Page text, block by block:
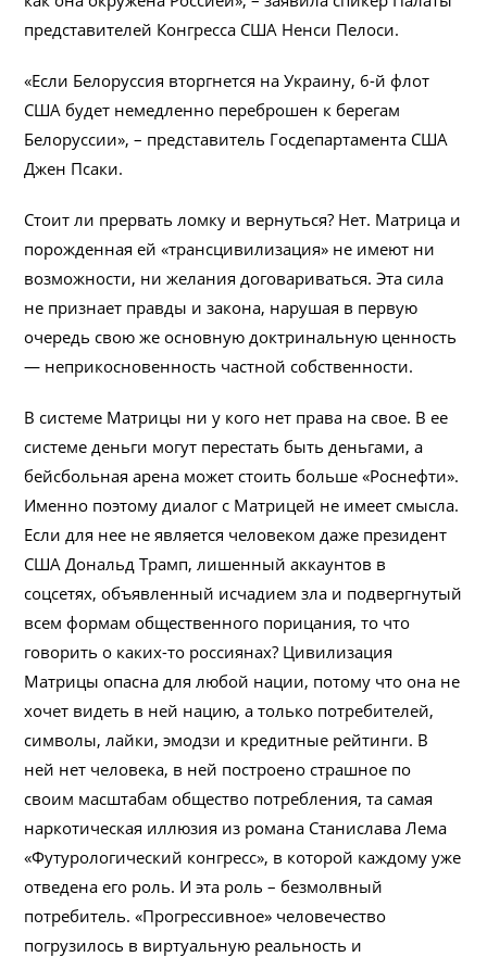
представителей Конгресса США Ненси Пелоси.
«Если Белоруссия вторгнется на Украину, 6-й флот
США будет немедленно переброшен к берегам
Белоруссии», – представитель Госдепартамента США
Джен Псаки.
Стоит ли прервать ломку и вернуться? Нет. Матрица и
порожденная ей «трансцивилизация» не имеют ни
возможности, ни желания договариваться. Эта сила
не признает правды и закона, нарушая в первую
очередь свою же основную доктринальную ценность
— неприкосновенность частной собственности.
В системе Матрицы ни у кого нет права на свое. В ее
системе деньги могут перестать быть деньгами, а
бейсбольная арена может стоить больше «Роснефти».
Именно поэтому диалог с Матрицей не имеет смысла.
Если для нее не является человеком даже президент
США Дональд Трамп, лишенный аккаунтов в
соцсетях, объявленный исчадием зла и подвергнутый
всем формам общественного порицания, то что
говорить о каких-то россиянах? Цивилизация
Матрицы опасна для любой нации, потому что она не
хочет видеть в ней нацию, а только потребителей,
символы, лайки, эмодзи и кредитные рейтинги. В
ней нет человека, в ней построено страшное по
своим масштабам общество потребления, та самая
наркотическая иллюзия из романа Станислава Лема
«Футурологический конгресс», в которой каждому уже
отведена его роль. И эта роль – безмолвный
потребитель. «Прогрессивное» человечество
погрузилось в виртуальную реальность и